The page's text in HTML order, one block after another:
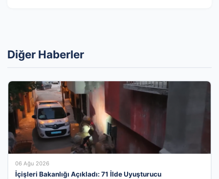
Diğer Haberler
06 Ağu 2026
İçişleri Bakanlığı Açıkladı: 71 İlde Uyuşturucu